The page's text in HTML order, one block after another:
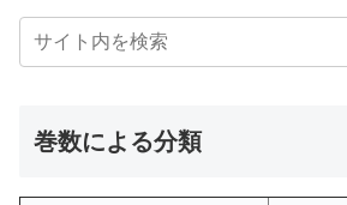
巻数による分類